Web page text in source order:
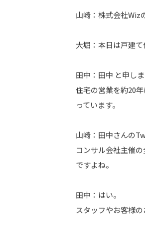
山崎：株式会社Wiz
大堀：本日は戸建
田中：田中 と申しま
住宅の営業を約20
っています。
山崎：田中さんの
コンサル会社主催
ですよね。
田中：はい。
スタッフやお客様の